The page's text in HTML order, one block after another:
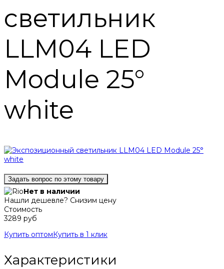
светильник
LLM04 LED
Module 25°
white
Задать вопрос по этому товару
Нет в наличии
Нашли дешевле? Снизим цену
Стоимость
3289 руб
Купить оптом Купить в 1 клик
Характеристики